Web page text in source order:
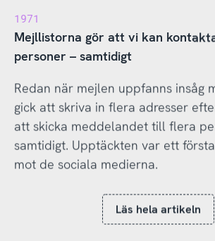
1971
Mejllistorna gör att vi kan
personer – samtidigt
Redan när mejlen uppfanns insåg
gick att skriva in flera adresser
att skicka meddelandet till flera
samtidigt. Upptäckten var ett
mot de sociala medierna.
Läs hela artikeln